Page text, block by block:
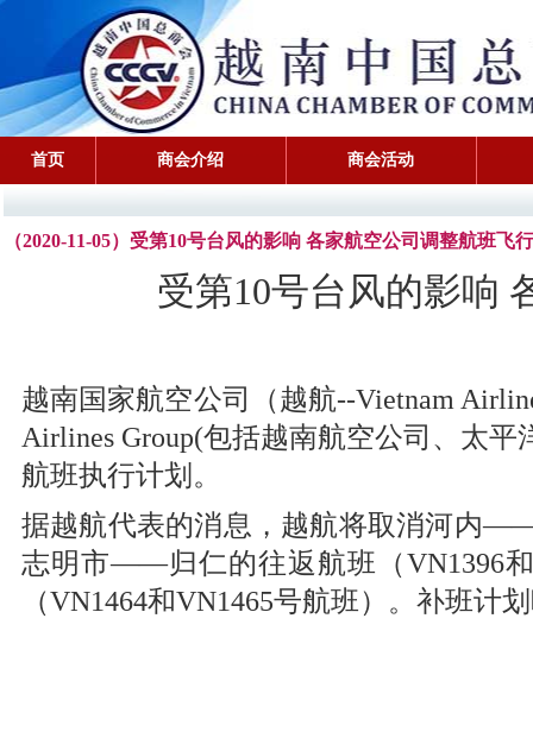
首页 商会介绍 商会活动
（2020-11-05）受第10号台风的影响 各家航空公司调整航班飞
受第10号台风的影响
越南国家航空公司（越航--Vietnam
Airlines Group(包括越南航空公司、太
航班执行计划。
据越航代表的消息，越航将取消河内
志明市——归仁的往返航班（VN1396
（VN1464和VN1465号航班）。补班计